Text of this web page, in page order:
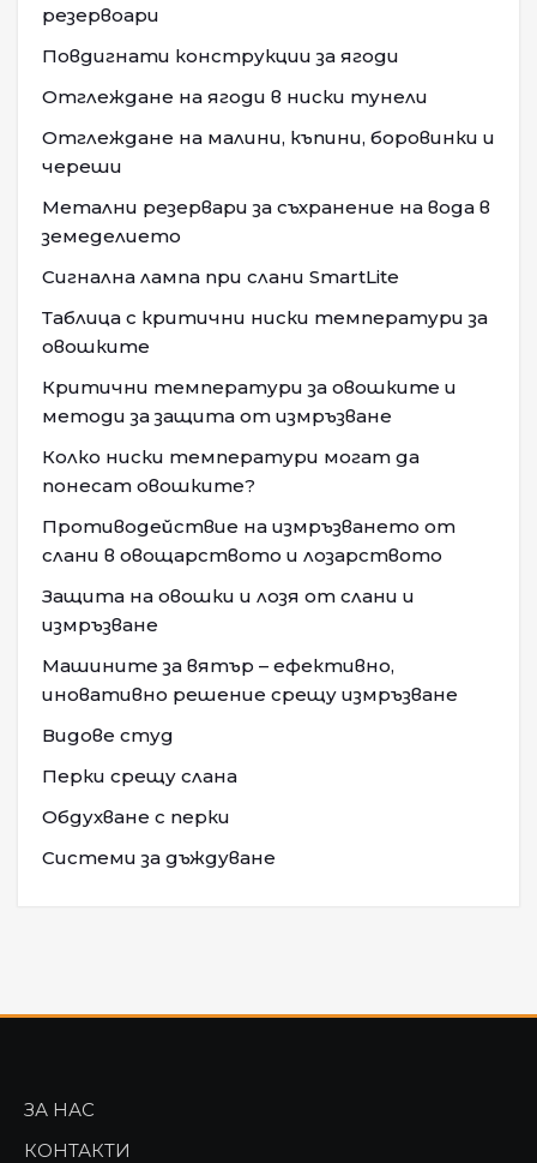
резервоари
Повдигнати конструкции за ягоди
Отглеждане на ягоди в ниски тунели
Отглеждане на малини, къпини, боровинки и
череши
Метални резервари за съхранение на вода в
земеделието
Сигнална лампа при слани SmartLite
Таблица с критични ниски температури за
овошките
Критични температури за овошките и
методи за защита от измръзване
Колко ниски температури могат да
понесат овошките?
Противодействие на измръзването от
слани в овощарството и лозарството
Защита на овошки и лозя от слани и
измръзване
Машините за вятър – ефективно,
иновативно решение срещу измръзване
Видове студ
Перки срещу слана
Обдухване с перки
Системи за дъждуване
ЗА НАС
КОНТАКТИ